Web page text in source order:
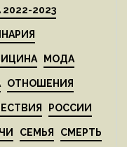
2023
МОДА
ОТНОШЕНИЯ
РОССИИ
СЕМЬЯ СМЕРТЬ